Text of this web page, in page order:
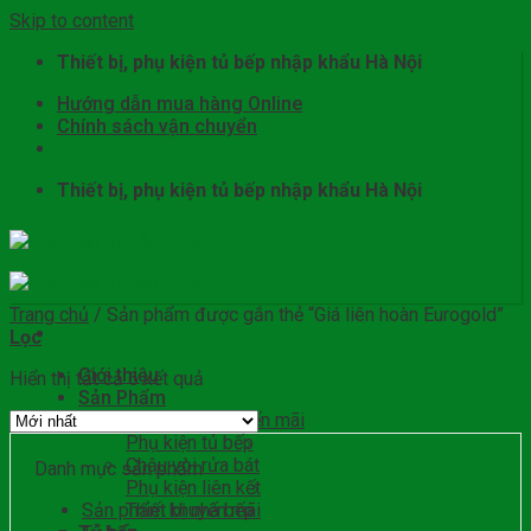
Skip to content
Thiết bị, phụ kiện tủ bếp nhập khẩu Hà Nội
Hướng dẫn mua hàng Online
Chính sách vận chuyển
Thiết bị, phụ kiện tủ bếp nhập khẩu Hà Nội
Giới thiệu
Sản Phẩm
Sản phẩm khuyến mãi
Phụ kiện tủ bếp
Chậu vòi rửa bát
Phụ kiện liên kết
Thiết bị nhà bếp
Trang chủ / Sản phẩm được gắn thẻ “Giá liên hoàn Eurogold”
Lọc
Hiển thị tất cả 6 kết quả
Danh mục sản phẩm
Sản phẩm khuyến mãi